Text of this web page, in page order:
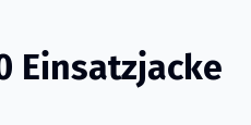
Einsatzjacke